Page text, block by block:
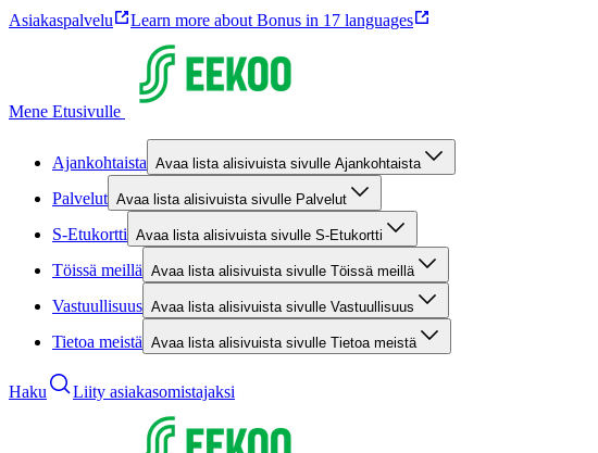
Asiakaspalvelu Learn more about Bonus in 17 languages
Mene Etusivulle
Ajankohtaista Avaa lista alisivuista sivulle Ajankohtaista
Palvelut Avaa lista alisivuista sivulle Palvelut
S-Etukortti Avaa lista alisivuista sivulle S-Etukortti
Töissä meillä Avaa lista alisivuista sivulle Töissä meillä
Vastuullisuus Avaa lista alisivuista sivulle Vastuullisuus
Tietoa meistä Avaa lista alisivuista sivulle Tietoa meistä
Haku Liity asiakasomistajaksi